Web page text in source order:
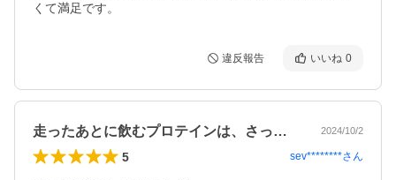
くて満足です。
違反報告 いいね 0
走ったあとに飲むプロテインは、さっぱり… 2024/10/2
5 sev********さん